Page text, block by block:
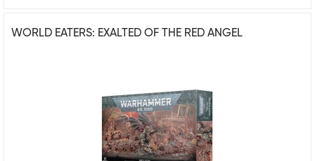
WORLD EATERS: EXALTED OF THE RED ANGEL